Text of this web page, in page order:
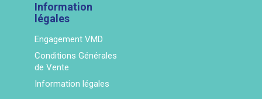
Information
légales
Engagement VMD
Conditions Générales
de Vente
Information légales